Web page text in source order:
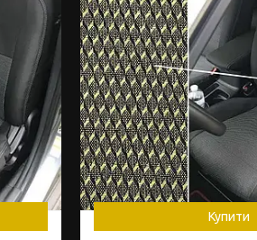
Купити